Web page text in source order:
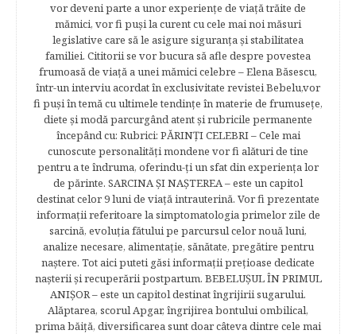
vor deveni parte a unor experienţe de viaţă trăite de
mămici, vor fi puşi la curent cu cele mai noi măsuri
legislative care să le asigure siguranţa şi stabilitatea
familiei. Cititorii se vor bucura să afle despre povestea
frumoasă de viață a unei mămici celebre – Elena Băsescu,
într-un interviu acordat în exclusivitate revistei Bebelu,vor
fi puşi în temă cu ultimele tendinţe în materie de frumuseţe,
diete şi modă parcurgând atent şi rubricile permanente
începând cu: Rubrici: PĂRINŢI CELEBRI – Cele mai
cunoscute personalităţi mondene vor fi alături de tine
pentru a te îndruma, oferindu-ţi un sfat din experienţa lor
de părinte. SARCINA ŞI NAŞTEREA – este un capitol
destinat celor 9 luni de viaţă intrauterină. Vor fi prezentate
informaţii referitoare la simptomatologia primelor zile de
sarcină, evoluţia fătului pe parcursul celor nouă luni,
analize necesare, alimentaţie, sănătate, pregătire pentru
naştere. Tot aici puteti găsi informaţii preţioase dedicate
naşterii şi recuperării postpartum. BEBELUŞUL ÎN PRIMUL
ANIŞOR – este un capitol destinat îngrijirii sugarului.
Alăptarea, scorul Apgar, îngrijirea bontului ombilical,
prima băiţă, diversificarea sunt doar câteva dintre cele mai